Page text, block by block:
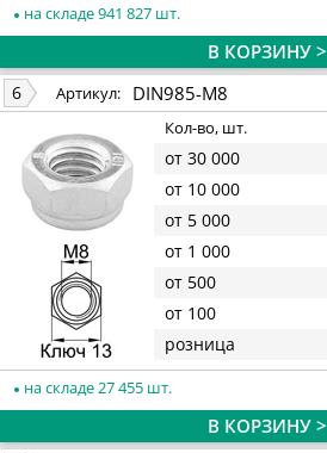
на складе 941 827 шт.
В КОРЗИНУ >
6 Артикул: DIN985-M8
Кол-во, шт.
от 30 000
от 10 000
от 5 000
от 1 000
от 500
от 100
розница
на складе 27 455 шт.
В КОРЗИНУ >